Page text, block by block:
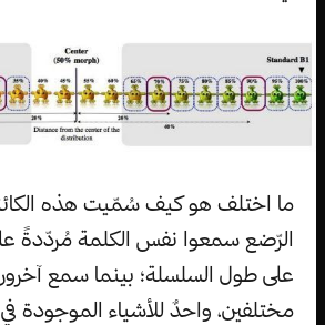
ما اختلف هو كيف سُمّيت هذه
الرّضع سمعوا نفس الكلمة مُردّدةً
على طول السلسلة؛ بينما سمع
مختلفين، واحدٌ للأشياء الموجودة